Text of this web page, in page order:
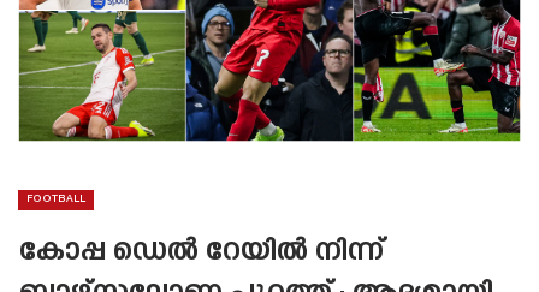
FOOTBALL
കോപ്പ ഡെൽ റേയിൽ നിന്ന്